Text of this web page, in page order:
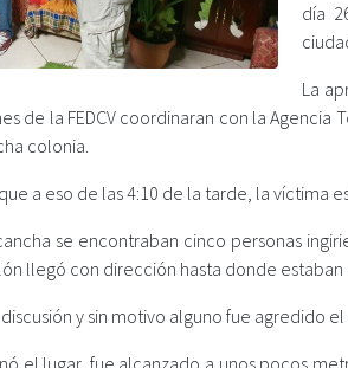
día
La
de la FEDCV coordinaran con la Agencia
colonia.
a eso de las 4:10 de la tarde, la víctima
se encontraban cinco personas
llegó con dirección hasta donde estaban
y sin motivo alguno fue agredido
el lugar, fue alcanzado a unos pocos